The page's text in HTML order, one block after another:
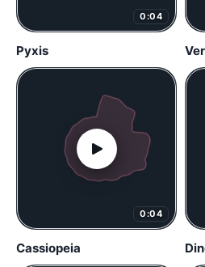
0:04
Pyxis
0:04
Cassiopeia